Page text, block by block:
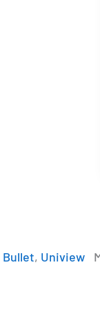
Bullet, Uniview